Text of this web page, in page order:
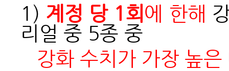
1) 계정 당 1회 에 한해
리얼 중 5종 중
강화 수치가 가장 높